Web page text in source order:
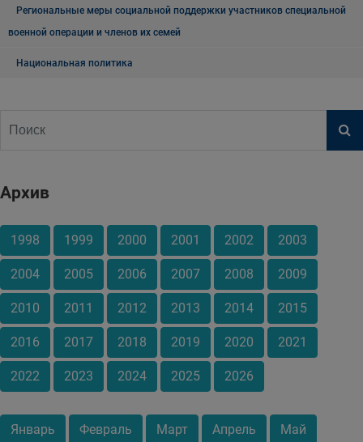
Региональные меры социальной поддержки участников специальной
военной операции и членов их семей
Национальная политика
Архив
1998 1999 2000 2001 2002 2003
2004 2005 2006 2007 2008 2009
2010 2011 2012 2013 2014 2015
2016 2017 2018 2019 2020 2021
2022 2023 2024 2025 2026
Январь Февраль Март Апрель Май